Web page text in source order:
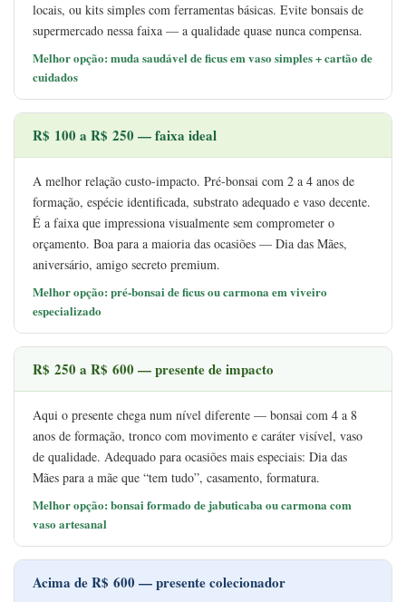
locais, ou kits simples com ferramentas básicas. Evite bonsais de
supermercado nessa faixa — a qualidade quase nunca compensa.
Melhor opção: muda saudável de ficus em vaso simples + cartão de
cuidados
R$ 100 a R$ 250 — faixa ideal
A melhor relação custo-impacto. Pré-bonsai com 2 a 4 anos de
formação, espécie identificada, substrato adequado e vaso decente.
É a faixa que impressiona visualmente sem comprometer o
orçamento. Boa para a maioria das ocasiões — Dia das Mães,
aniversário, amigo secreto premium.
Melhor opção: pré-bonsai de ficus ou carmona em viveiro
especializado
R$ 250 a R$ 600 — presente de impacto
Aqui o presente chega num nível diferente — bonsai com 4 a 8
anos de formação, tronco com movimento e caráter visível, vaso
de qualidade. Adequado para ocasiões mais especiais: Dia das
Mães para a mãe que “tem tudo”, casamento, formatura.
Melhor opção: bonsai formado de jabuticaba ou carmona com
vaso artesanal
Acima de R$ 600 — presente colecionador